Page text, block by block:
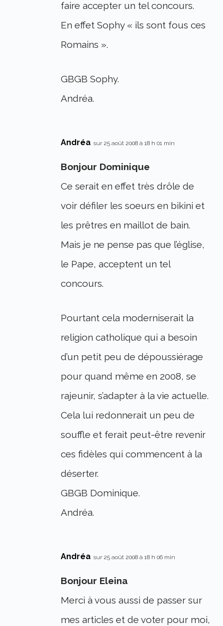
faire accepter un tel concours.
En effet Sophy « ils sont fous ces
Romains ».
GBGB Sophy.
Andréa.
Andréa sur 25 août 2008 à 18 h 01 min
Bonjour Dominique
Ce serait en effet très drôle de
voir défiler les soeurs en bikini et
les prêtres en maillot de bain.
Mais je ne pense pas que l’église,
le Pape, acceptent un tel
concours.
Pourtant cela moderniserait la
religion catholique qui a besoin
d’un petit peu de dépoussiérage
pour quand même en 2008, se
rajeunir, s’adapter à la vie actuelle.
Cela lui redonnerait un peu de
souffle et ferait peut-être revenir
ces fidèles qui commencent à la
déserter.
GBGB Dominique.
Andréa.
Andréa sur 25 août 2008 à 18 h 06 min
Bonjour Eleina
Merci à vous aussi de passer sur
mes articles et de voter pour moi,